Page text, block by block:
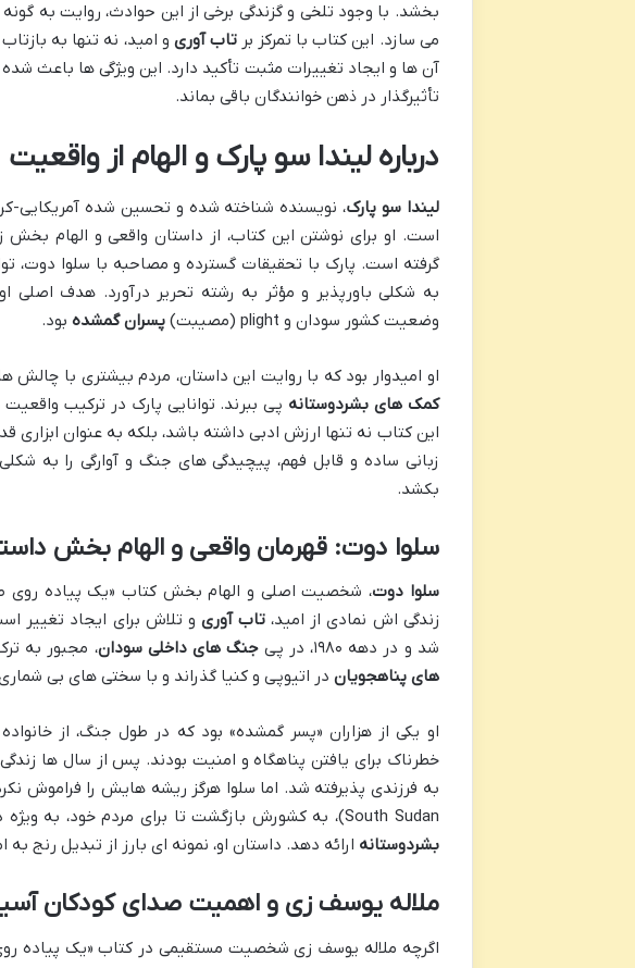
بخشد. با وجود تلخی و گزندگی برخی از این حوادث، روایت به
می سازد. این کتاب با تمرکز برتاب آوری و امید، نه تنها به
آن ها و ایجاد تغییرات مثبت تأکید دارد. این ویژگی ها باعث
تأثیرگذار در ذهن خوانندگان باقی بماند.
درباره لیندا سو پارک و الهام از واقعیت
لیندا سو پارک، نویسنده شناخته شده و تحسین شده آمریکایی-
است. او برای نوشتن این کتاب، از داستان واقعی و الهام بخش
گرفته است. پارک با تحقیقات گسترده و مصاحبه با سلوا دوت،
به شکلی باورپذیر و مؤثر به رشته تحریر درآورد. هدف اصلی
وضعیت کشور سودان و plight (مصیبت)
پسران گمشده بود.
او امیدوار بود که با روایت این داستان، مردم بیشتری با
کمک های بشردوستانه پی ببرند. توانایی پارک در ترکیب
این کتاب نه تنها ارزش ادبی داشته باشد، بلکه به عنوان ابزاری
زبانی ساده و قابل فهم، پیچیدگی های جنگ و آوارگی را به
بکشد.
سلوا دوت: قهرمان واقعی و الهام بخش
سلوا دوت، شخصیت اصلی و الهام بخش کتاب «یک پیاده روی
زندگی اش نمادی از امید، تاب آوری و تلاش برای ایجاد تغییر
شد و در دهه ۱۹۸۰، در پی
جنگ های داخلی سودان، مجبور به
های پناهجویان در اتیوپی و کنیا گذراند و با سختی های بی
او یکی از هزاران «پسر گمشده» بود که در طول جنگ، از
خطرناک برای یافتن پناهگاه و امنیت بودند. پس از سال ها زندگی
South Sudan)، به کشورش بازگشت تا برای مردم خود، به ویژه در زمینه دسترسی به
بشردوستانه ارائه دهد. داستان او، نمونه ای بارز از تبدیل رنج
ملاله یوسف زی و اهمیت صدای کودکان
اگرچه ملاله یوسف زی شخصیت مستقیمی در کتاب «یک پیاده